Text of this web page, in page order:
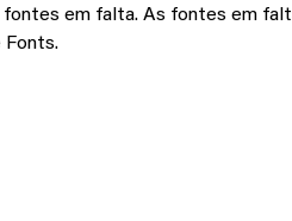
fontes em falta. As fontes em
Fonts.